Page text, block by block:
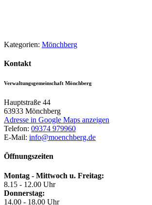
Kategorien: Mönchberg
Kontakt
Verwaltungsgemeinschaft Mönchberg
Hauptstraße 44
63933 Mönchberg
Adresse in Google Maps anzeigen
Telefon: 09374 979960
E-Mail: info@moenchberg.de
Öffnungszeiten
Montag - Mittwoch u. Freitag:
8.15 - 12.00 Uhr
Donnerstag:
14.00 - 18.00 Uhr